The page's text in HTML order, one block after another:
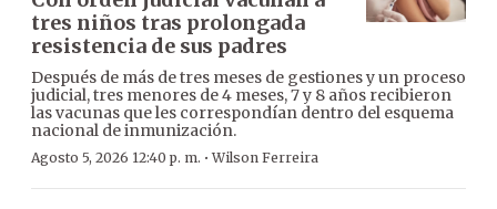
tres niños tras prolongada
resistencia de sus padres
Después de más de tres meses de gestiones y un proceso
judicial, tres menores de 4 meses, 7 y 8 años recibieron
las vacunas que les correspondían dentro del esquema
nacional de inmunización.
Agosto 5, 2026 12:40 p. m. ·Wilson Ferreira